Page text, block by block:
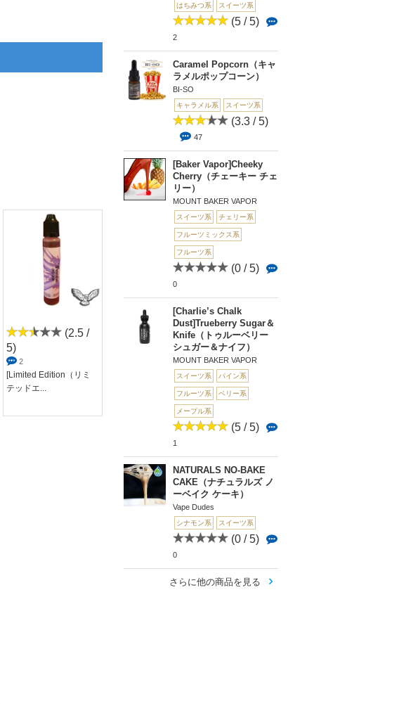
はちみつ系 スイーツ系
(5 / 5)
2
Caramel Popcorn（キャ
ラメルポップコーン）
BI-SO
キャラメル系 スイーツ系
(3.3 / 5)
47
[Baker Vapor]Cheeky
Cherry（チェーキー チェ
リー）
MOUNT BAKER VAPOR
スイーツ系 チェリー系
フルーツミックス系
フルーツ系
(0 / 5)
0
[Charlie’s Chalk
Dust]Trueberry Sugar＆
Knife（トゥルーベリー
シュガー＆ナイフ）
MOUNT BAKER VAPOR
スイーツ系 パイン系
フルーツ系 ベリー系
メープル系
(5 / 5)
1
NATURALS NO-BAKE
CAKE（ナチュラルズ ノ
ーベイク ケーキ）
Vape Dudes
シナモン系 スイーツ系
(0 / 5)
0
さらに他の商品を見る
(2.5 /
5)
2
[Limited Edition（リミ
テッドエ...
(3 / 5)
0
Lime Zinger（ライム
ジンジャー）